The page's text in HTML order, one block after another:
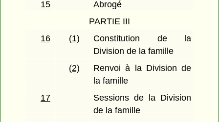
15
Abrogé
PARTIE III
16
(1)
Constitution de la
Division de la famille
(2)
Renvoi à la Division de
la famille
17
Sessions de la Division
de la famille